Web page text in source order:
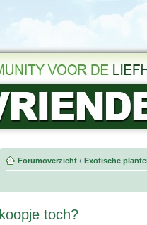
Forumoverzicht ‹ Exotische
koopje toch?